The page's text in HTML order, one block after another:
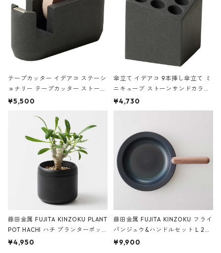
テープカッター イデアコ ステーシ
ョナリー テープカッター ストーン
サンドカラー 石調 ideaco Station
¥5,500
傘立て イデアコ 9本挿し傘立て ミ
ニキューブ ストーンサンドカラー
石調 ideaco Umbrella Stand CUB
E ストーンサンドブラック
¥4,730
藤田金属 FUJITA KINZOKU PLANT
POT HACHI ハチ プランターポッ
ト 3号 ブラック
¥4,950
藤田金属 FUJITA KINZOKU フライ
パンジュウ&ハンドルセット L 24c
m ガス火・IH対応 鉄フライパン
¥9,900